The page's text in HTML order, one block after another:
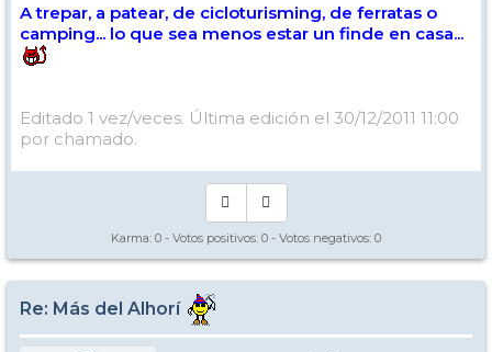
A trepar, a patear, de cicloturisming, de ferratas o
camping... lo que sea menos estar un finde en casa...
Editado 1 vez/veces. Última edición el 30/12/2011 11:00
por chamado.
Karma: 0 - Votos positivos: 0 - Votos negativos: 0
Re: Más del Alhorí